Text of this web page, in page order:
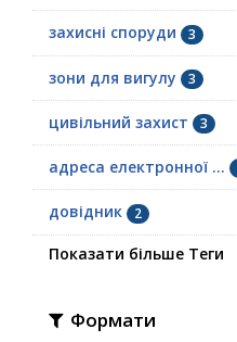
захисні споруди 3
зони для вигулу 3
цивільний захист 3
адреса електронної ...
довідник 2
Показати більше Теги
Формати